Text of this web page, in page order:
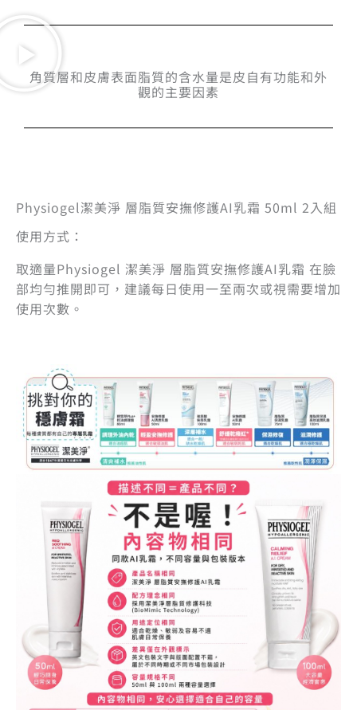
角質層和皮膚表面脂質的含水量是皮自有功能和外
觀的主要因素
Physiogel潔美淨 層脂質安撫修護AI乳霜 50ml 2入組
使用方式：
取適量Physiogel 潔美淨 層脂質安撫修護AI乳霜 在臉
部均勻推開即可，建議每日使用一至兩次或視需要增加
使用次數。